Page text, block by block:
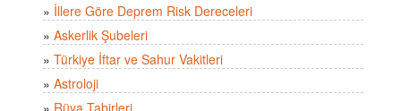
» İllere Göre Deprem Risk Dereceleri
» Askerlik Şubeleri
» Türkiye İftar ve Sahur Vakitleri
» Astroloji
» Rüya Tabirleri